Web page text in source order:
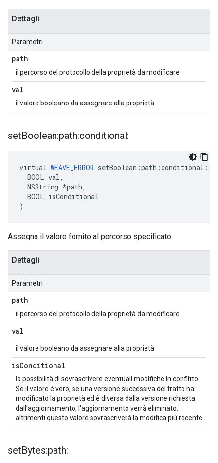
Dettagli
Parametri
path
il percorso del protocollo della proprietà da modificare
val
il valore booleano da assegnare alla proprietà
setBoolean:path:conditional:
virtual WEAVE_ERROR setBoolean:path:conditional:(
  BOOL val,
  NSString *path,
  BOOL isConditional
)
Assegna il valore fornito al percorso specificato.
Dettagli
Parametri
path
il percorso del protocollo della proprietà da modificare
val
il valore booleano da assegnare alla proprietà
isConditional
la possibilità di sovrascrivere eventuali modifiche in conflitto.
Se il valore è vero, se una versione successiva del tratto ha
modificato la proprietà ed è diversa dalla versione richiesta
dall'aggiornamento, l'aggiornamento verrà eliminato.
altrimenti questo valore sovrascriverà la modifica più recente
setBytes:path: